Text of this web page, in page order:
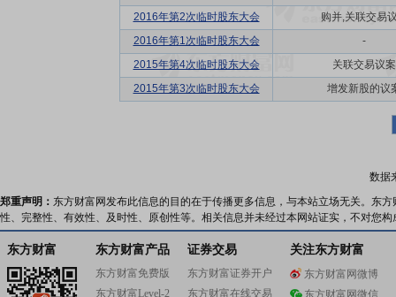
2016年第2次临时股东大会
购并,关联交易
2016年第1次临时股东大会
-
2015年第4次临时股东大会
关联交易议案
2015年第3次临时股东大会
增发新股的议
数据
郑重声明： 东方财富网发布此信息的目的在于传播更多信息，与本站立场无关。东
性、完整性、有效性、及时性、原创性等。相关信息并未经过本网站证实，不对您
东方财富 东方财富产品
东方财富免费版
东方财富Level-2
证券交易
东方财富证券开户
东方财富在线交易
关注东方财富
东方财富网微博
东方财富网微信